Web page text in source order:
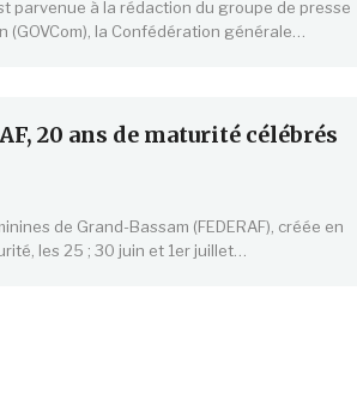
parvenue à la rédaction du groupe de presse
la Confédération générale…
20 ans de maturité célébrés
de Grand-Bassam (FEDERAF), créée en
les 25 ; 30 juin et 1er juillet…